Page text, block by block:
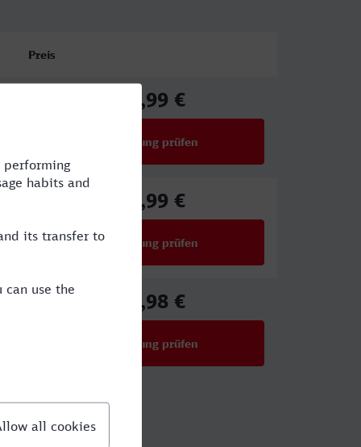
Preis
59,99 €
Verbindung prüfen
56,99 €
Verbindung prüfen
76,98 €
Verbindung prüfen